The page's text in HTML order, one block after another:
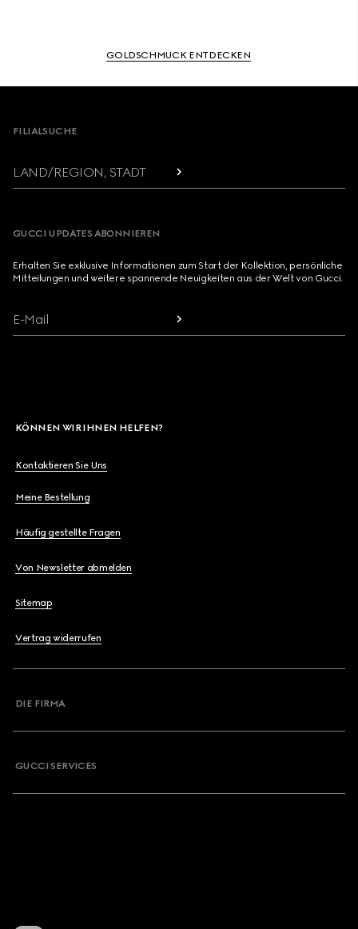
GOLDSCHMUCK ENTDECKEN
Footer
FILIALSUCHE
LAND/REGION, STADT
GUCCI UPDATES ABONNIEREN
Erhalten Sie exklusive Informationen zum Start der Kollektion, persönliche
Mitteilungen und weitere spannende Neuigkeiten aus der Welt von Gucci.
E-Mail
KÖNNEN WIR IHNEN HELFEN?
Kontaktieren Sie Uns
Meine Bestellung
Häufig gestellte Fragen
Von Newsletter abmelden
Sitemap
Vertrag widerrufen
DIE FIRMA
GUCCI SERVICES